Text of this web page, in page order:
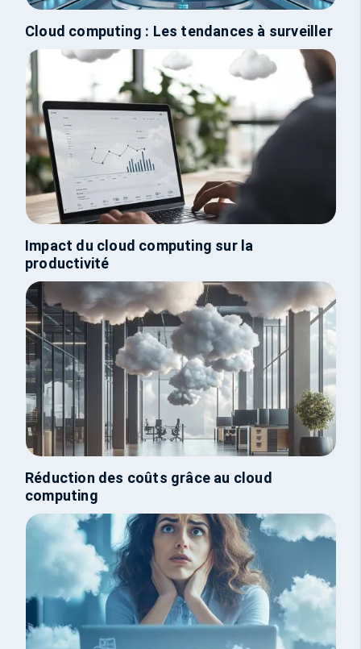
Cloud computing : Les tendances à surveiller
Impact du cloud computing sur la
productivité
Réduction des coûts grâce au cloud
computing